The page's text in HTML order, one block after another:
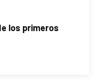
los primeros